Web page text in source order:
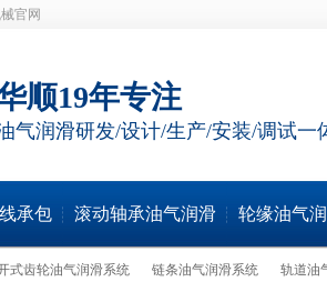
官网
顺19年专注
气润滑研发/设计/生产/安装/调试一
承包 滚动轴承油气润滑 轮缘油气
式齿轮油气润滑系统 链条油气润滑系统 轨道油